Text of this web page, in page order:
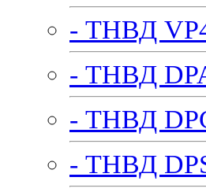
- ТНВД
- ТНВД
- ТНВД
- ТНВД